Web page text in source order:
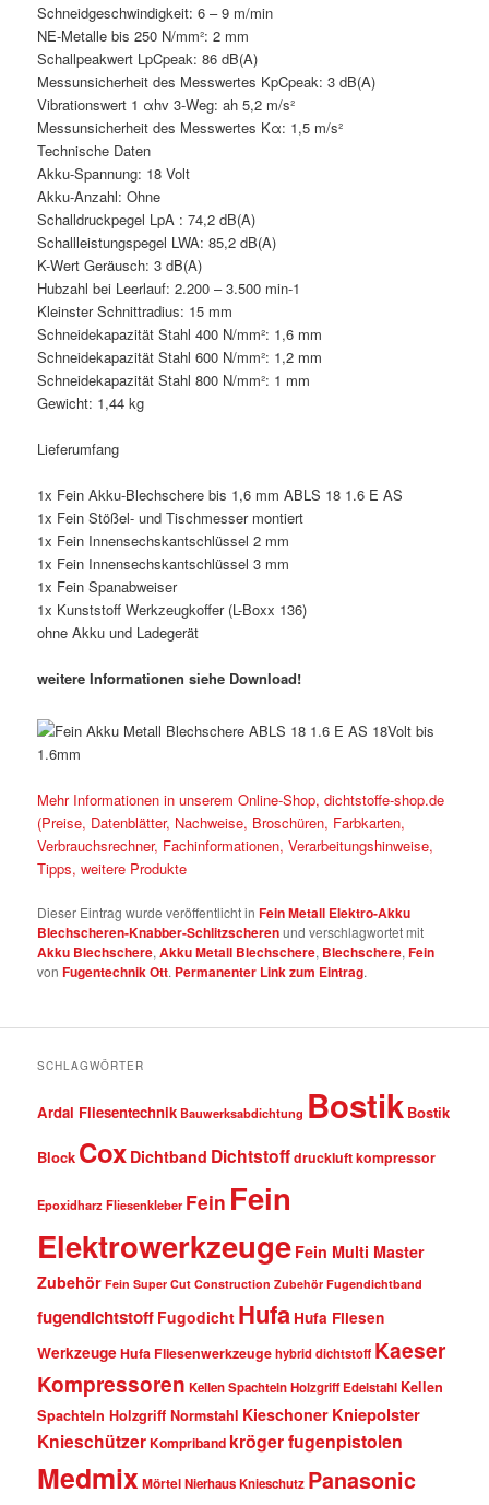
Schneidgeschwindigkeit: 6 – 9 m/min
NE-Metalle bis 250 N/mm²: 2 mm
Schallpeakwert LpCpeak: 86 dB(A)
Messunsicherheit des Messwertes KpCpeak: 3 dB(A)
Vibrationswert 1 αhv 3-Weg: ah 5,2 m/s²
Messunsicherheit des Messwertes Kα: 1,5 m/s²
Technische Daten
Akku-Spannung: 18 Volt
Akku-Anzahl: Ohne
Schalldruckpegel LpA : 74,2 dB(A)
Schallleistungspegel LWA: 85,2 dB(A)
K-Wert Geräusch: 3 dB(A)
Hubzahl bei Leerlauf: 2.200 – 3.500 min-1
Kleinster Schnittradius: 15 mm
Schneidekapazität Stahl 400 N/mm²: 1,6 mm
Schneidekapazität Stahl 600 N/mm²: 1,2 mm
Schneidekapazität Stahl 800 N/mm²: 1 mm
Gewicht: 1,44 kg
Lieferumfang
1x Fein Akku-Blechschere bis 1,6 mm ABLS 18 1.6 E AS
1x Fein Stößel- und Tischmesser montiert
1x Fein Innensechskantschlüssel 2 mm
1x Fein Innensechskantschlüssel 3 mm
1x Fein Spanabweiser
1x Kunststoff Werkzeugkoffer (L-Boxx 136)
ohne Akku und Ladegerät
weitere Informationen siehe Download!
Mehr Informationen in unserem Online-Shop, dichtstoffe-shop.de
(Preise, Datenblätter, Nachweise, Broschüren, Farbkarten,
Verbrauchsrechner, Fachinformationen, Verarbeitungshinweise,
Tipps, weitere Produkte
Dieser Eintrag wurde veröffentlicht inFein Metall Elektro-Akku
Blechscheren-Knabber-Schlitzscherenund verschlagwortet mit
Akku Blechschere,Akku Metall Blechschere, Blechschere,Fein
vonFugentechnik Ott. Permanenter Link zum Eintrag.
SCHLAGWÖRTER
Ardal Fliesentechnik Bauwerksabdichtung Bostik Bostik
Block Cox Dichtband Dichtstoffdruckluft kompressor
Epoxidharz Fliesenkleber Fein Fein
Elektrowerkzeuge Fein Multi Master
Zubehör Fein Super Cut Construction Zubehör Fugendichtband
fugendichtstoff Fugodicht Hufa Hufa Fliesen
WerkzeugeHufa Fliesenwerkzeugehybrid dichtstoff Kaeser
Kompressoren Kellen Spachteln Holzgriff Edelstahl Kellen
Spachteln Holzgriff Normstahl Kieschoner Kniepolster
KnieschützerKompriband kröger fugenpistolen
Medmix MörtelNierhaus Knieschutz Panasonic